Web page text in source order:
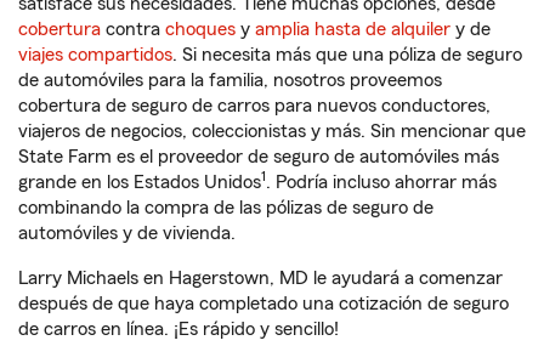
cobertura contra choques y amplia hasta de alquiler y de
viajes compartidos. Si necesita más que una póliza de seguro
de automóviles para la familia, nosotros proveemos
cobertura de seguro de carros para nuevos conductores,
viajeros de negocios, coleccionistas y más. Sin mencionar que
State Farm es el proveedor de seguro de automóviles más
grande en los Estados Unidos1. Podría incluso ahorrar más
combinando la compra de las pólizas de seguro de
automóviles y de vivienda.
Larry Michaels en Hagerstown, MD le ayudará a comenzar
después de que haya completado una cotización de seguro
de carros en línea. ¡Es rápido y sencillo!